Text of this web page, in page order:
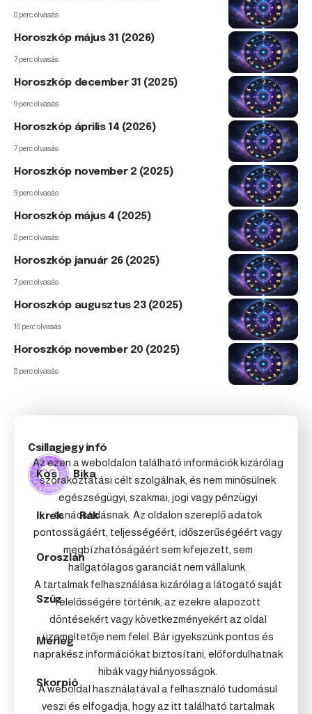
8 perc olvasás
Horoszkóp május 31 (2026)
7 perc olvasás
Horoszkóp december 31 (2025)
9 perc olvasás
Horoszkóp április 14 (2026)
7 perc olvasás
Horoszkóp november 2 (2025)
9 perc olvasás
Horoszkóp május 4 (2025)
8 perc olvasás
Horoszkóp január 26 (2025)
7 perc olvasás
Horoszkóp augusztus 23 (2025)
10 perc olvasás
Horoszkóp november 20 (2025)
8 perc olvasás
Csillagjegy infó
Kos Bika
Ikrek Rák
Oroszlán
Szűz
Mérleg
Skorpió
Az ezen a weboldalon található információk kizárólag
szórakoztatási célt szolgálnak, és nem minősülnek
egészségügyi, szakmai, jogi vagy pénzügyi
tanácsadásnak. Az oldalon szereplő adatok
pontosságáért, teljességéért, időszerűségéért vagy
megbízhatóságáért sem kifejezett, sem
hallgatólagos garanciát nem vállalunk.
A tartalmak felhasználása kizárólag a látogató saját
felelősségére történik, az ezekre alapozott
döntésekért vagy következményekért az oldal
üzemeltetője nem felel. Bár igyekszünk pontos és
naprakész információkat biztosítani, előfordulhatnak
hibák vagy hiányosságok.
A weboldal használatával a felhasználó tudomásul
veszi és elfogadja, hogy az itt található tartalmak